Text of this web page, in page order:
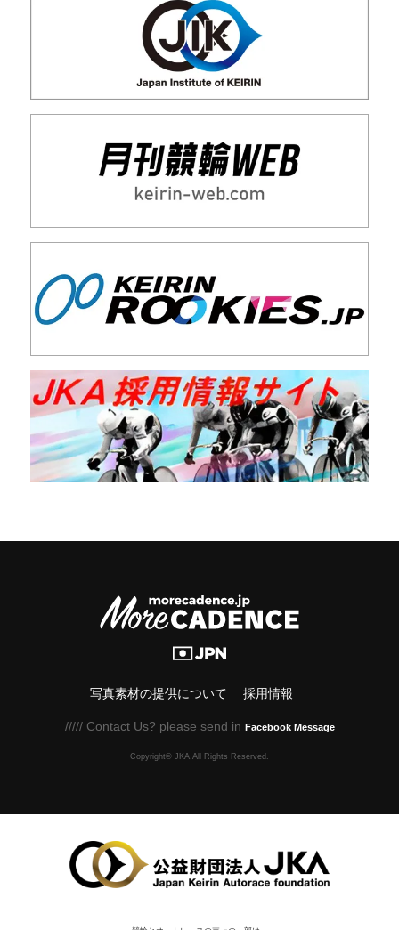
写真素材の提供について 採用情報
///// Contact Us? please send in Facebook Message
Copyright© JKA.All Rights Reserved.